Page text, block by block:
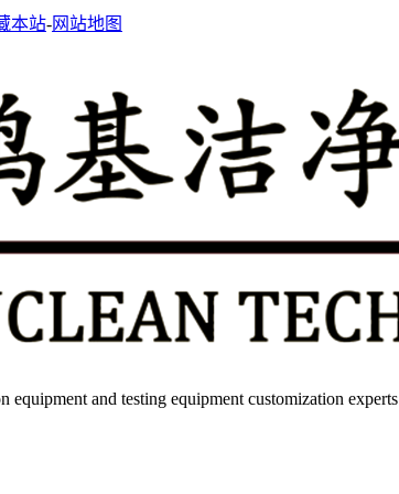
本站-网站地图
equipment and testing equipment customization experts